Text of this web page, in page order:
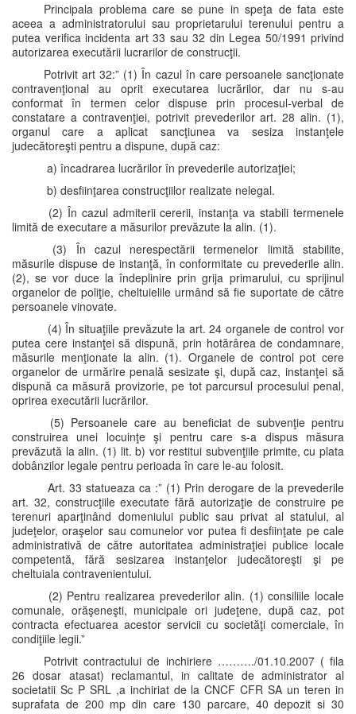
Principala problema care se pune in speţa de fata este
aceea a administratorului sau proprietarului terenului pentru a
putea verifica incidenta art 33 sau 32 din Legea 50/1991 privind
autorizarea executării lucrarilor de construcţii.
Potrivit art 32:” (1) În cazul în care persoanele sancţionate
contravenţional au oprit executarea lucrărilor, dar nu s-au
conformat în termen celor dispuse prin procesul-verbal de
constatare a contravenţiei, potrivit prevederilor art. 28 alin. (1),
organul care a aplicat sancţiunea va sesiza instanţele
judecătoreşti pentru a dispune, după caz:
a) încadrarea lucrărilor în prevederile autorizaţiei;
b) desfiinţarea construcţiilor realizate nelegal.
(2) În cazul admiterii cererii, instanţa va stabili termenele
limită de executare a măsurilor prevăzute la alin. (1).
(3) În cazul nerespectării termenelor limită stabilite,
măsurile dispuse de instanţă, în conformitate cu prevederile alin.
(2), se vor duce la îndeplinire prin grija primarului, cu sprijinul
organelor de poliţie, cheltuielile urmând să fie suportate de către
persoanele vinovate.
(4) În situaţiile prevăzute la art. 24 organele de control vor
putea cere instanţei să dispună, prin hotărârea de condamnare,
măsurile menţionate la alin. (1). Organele de control pot cere
organelor de urmărire penală sesizate şi, după caz, instanţei să
dispună ca măsură provizorie, pe tot parcursul procesului penal,
oprirea executării lucrărilor.
(5) Persoanele care au beneficiat de subvenţie pentru
construirea unei locuinţe şi pentru care s-a dispus măsura
prevăzută la alin. (1) lit. b) vor restitui subvenţiile primite, cu plata
dobânzilor legale pentru perioada în care le-au folosit.
Art. 33 statueaza ca :” (1) Prin derogare de la prevederile
art. 32, construcţiile executate fără autorizaţie de construire pe
terenuri aparţinând domeniului public sau privat al statului, al
judeţelor, oraşelor sau comunelor vor putea fi desfiinţate pe cale
administrativă de către autoritatea administraţiei publice locale
competentă, fără sesizarea instanţelor judecătoreşti şi pe
cheltuiala contravenientului.
(2) Pentru realizarea prevederilor alin. (1) consiliile locale
comunale, orăşeneşti, municipale ori judeţene, după caz, pot
contracta efectuarea acestor servicii cu societăţi comerciale, în
condiţiile legii.”
Potrivit contractului de inchiriere ………./01.10.2007 ( fila
26 dosar atasat) reclamantul, in calitate de administrator al
societatii Sc P SRL ,a inchiriat de la CNCF CFR SA un teren in
suprafata de 200 mp din care 130 parcare, 40 depozit si 30